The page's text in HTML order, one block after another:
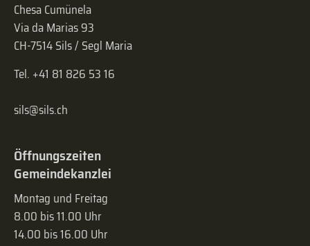
Chesa Cumünela
Via da Marias 93
CH-7514 Sils / Segl Maria
Tel. +41 81 826 53 16
sils@sils.ch
Öffnungszeiten
Gemeindekanzlei
Montag und Freitag
8.00 bis 11.00 Uhr
14.00 bis 16.00 Uhr